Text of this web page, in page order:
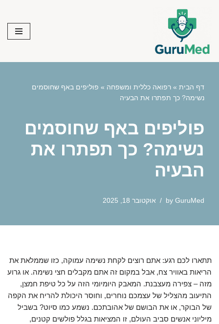
content
דף הבית » רפואה כללית ומשפחה » פוליפים באף שחוסמים
נשימה? כך תפתרו את הבעיה
פוליפים באף שחוסמים
נשימה? כך תפתרו את
הבעיה
by GuruMed אוקטובר 18, 2025
תתארו לכם רגע: אתם רוצים לקחת נשימה עמוקה, כזו שממלאת את
הריאות באוויר צח, אבל במקום זה אתם מקבלים חצי נשימה. או גרוע
מזה – צפירה מעצבנת. המאבק היומיומי הזה על כל טיפת חמצן,
התיעוב מהצליל של עצמכם נוחרים, וחוסר היכולת להריח את הקפה
של הבוקר, או את הבושם של אהובתכם. נשמע כמו סיוט? בשביל
מיליוני אנשים סביב העולם, זו המציאות בגלל פולשים קטנים,